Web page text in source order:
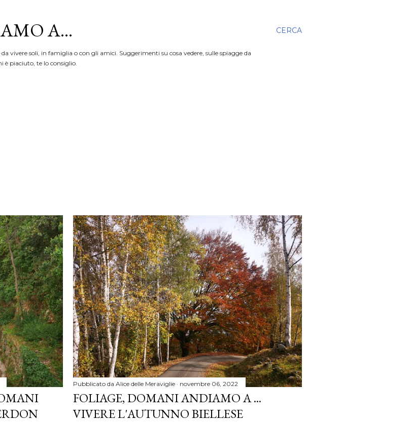
CERCA
A...
vivere soli, in famiglia o con gli amici. Suggerimenti su cosa vedere, sulle spiagge da
è piaciuto, te lo consiglio.
Pubblicato da Alice delle Meraviglie novembre 06, 2022
FOLIAGE, DOMANI ANDIAMO A ...
VIVERE L'AUTUNNO BIELLESE